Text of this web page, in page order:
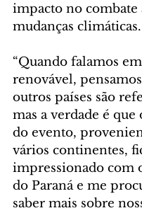
impacto no combate
mudanças climáticas.
“Quando falamos
renovável,
outros países são
mas a verdade é
do evento,
vários continentes,
impressionado com
do Paraná e me
saber mais sobre